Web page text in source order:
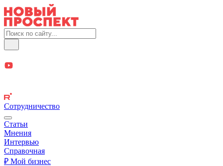
Сотрудничество
Статьи
Мнения
Интервью
Справочная
₽ Мой бизнес